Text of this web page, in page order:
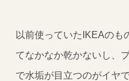
以前使っていたIKEAのも
てなかなか乾かないし、
で水垢が目立つのがイヤで